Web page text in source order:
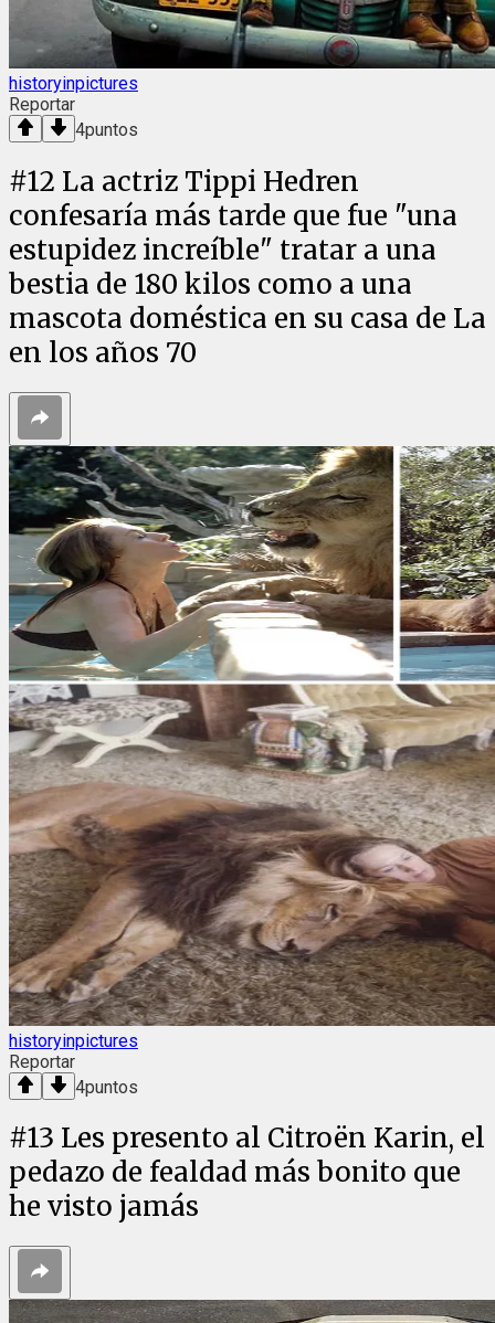
historyinpictures
Reportar
4puntos
#12 La actriz Tippi Hedren
confesaría más tarde que fue "una
estupidez increíble" tratar a una
bestia de 180 kilos como a una
mascota doméstica en su casa de La
en los años 70
historyinpictures
Reportar
4puntos
#13 Les presento al Citroën Karin, el
pedazo de fealdad más bonito que
he visto jamás